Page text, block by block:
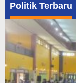
Politik Terbaru